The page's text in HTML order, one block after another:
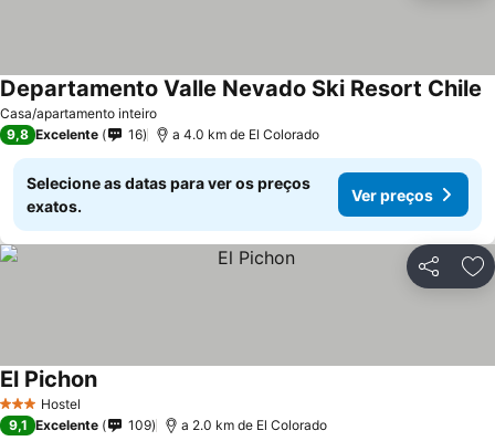
Casa/apartamento inteiro
Departamento Valle Nevado Ski Resort Chile
9,8 Excelente 16 a 4.0 km de El Colorado
Selecione as datas para ver os preços
exatos.
Ver preços
Partilhar
3 EstrelasHostel
El PichonVer preços
9,1 Excelente 109 a 2.0 km de El Colorado